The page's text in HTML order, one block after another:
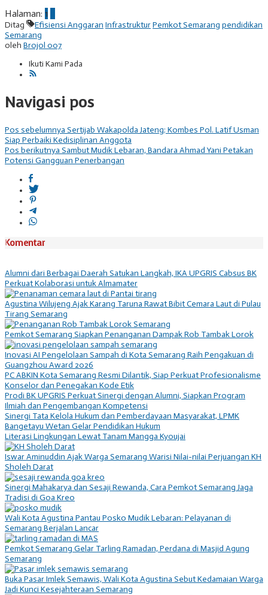
Halaman: 1
Ditag Efisiensi Anggaran InfrastrukturPemkot Semarang pendidikan
Semarang
oleh Brojol 007
Ikuti Kami Pada
Navigasi pos
Pos sebelumnya Sertijab Wakapolda Jateng; Kombes Pol. Latif Usman
Siap Perbaiki Kedisiplinan Anggota
Pos berikutnya Sambut Mudik Lebaran, Bandara Ahmad Yani Petakan
Potensi Gangguan Penerbangan
Komentar
Alumni dari Berbagai Daerah Satukan Langkah, IKA UPGRIS Cabsus BK
Perkuat Kolaborasi untuk Almamater
Agustina Wilujeng Ajak Karang Taruna Rawat Bibit Cemara Laut di Pulau
Tirang Semarang
Pemkot Semarang Siapkan Penanganan Dampak Rob Tambak Lorok
Inovasi AI Pengelolaan Sampah di Kota Semarang Raih Pengakuan di
Guangzhou Award 2026
PC ABKIN Kota Semarang Resmi Dilantik, Siap Perkuat Profesionalisme
Konselor dan Penegakan Kode Etik
Prodi BK UPGRIS Perkuat Sinergi dengan Alumni, Siapkan Program
Ilmiah dan Pengembangan Kompetensi
Sinergi Tata Kelola Hukum dan Pemberdayaan Masyarakat, LPMK
Bangetayu Wetan Gelar Pendidikan Hukum
Literasi Lingkungan Lewat Tanam Mangga Kyoujai
Iswar Aminuddin Ajak Warga Semarang Warisi Nilai-nilai Perjuangan KH
Sholeh Darat
Sinergi Mahakarya dan Sesaji Rewanda, Cara Pemkot Semarang Jaga
Tradisi di Goa Kreo
Wali Kota Agustina Pantau Posko Mudik Lebaran: Pelayanan di
Semarang Berjalan Lancar
Pemkot Semarang Gelar Tarling Ramadan, Perdana di Masjid Agung
Semarang
Buka Pasar Imlek Semawis, Wali Kota Agustina Sebut Kedamaian Warga
Jadi Kunci Kesejahteraan Semarang